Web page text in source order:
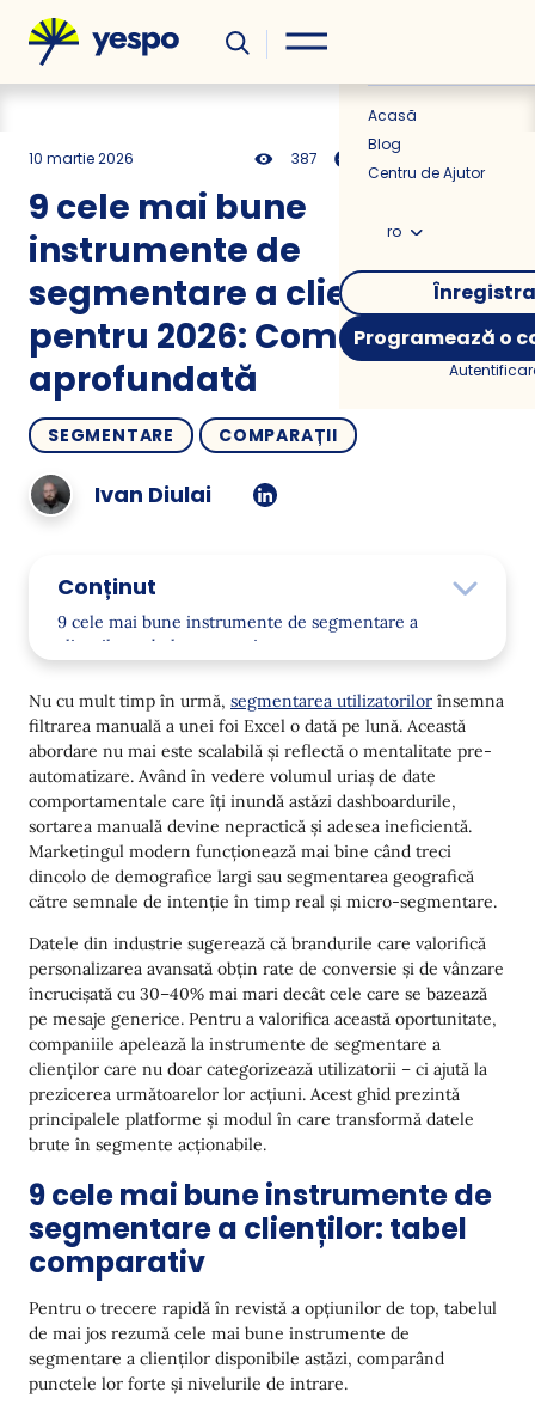
Acasă
Blog
Centru de Ajutor
ro
Programează o
10 martie 2026 387 22 min
SEGMENTARE COMPARAȚII
9 cele mai bune
instrumente de
segmentare a clienților
pentru 2026: Comparație
aprofundată
Ivan Diulai
Conținut
9 cele mai bune instrumente de segmentare a
clienților: tabel comparativ
9 cele mai bune instrumente de segmentare a
clienților: analiză detaliată
1. Yespo: Cel mai bun pentru micro-segmentare
omnicanal
2. Amplitude: O alegere solidă pentru cohorte
comportamentale
3. Mixpanel: Urmărirea în timp real a
evenimentelor și retenția
4. Twilio Segment: CDP pentru unificarea datelor
5. Contentsquare: Insighturi comportamentale
bazate pe UX
6. Heap: Analitică "Autocapture" low-code
7. Userpilot: Experiență în aplicație și onboarding
8. Baremetrics: Analitică pentru abonamente și
9. GA4: Baza gratuită pentru achiziția de clienți
Ce sunt instrumentele de segmentare a clienților?
Beneficiile instrumentelor de segmentare a clienților
Personalizare îmbunătățită la scară
Rată mai mare a achizițiilor repetate
Nu cu mult timp în urmă, segmentarea utilizatorilor însemna
filtrarea manuală a unei foi Excel o dată pe lună. Această
abordare nu mai este scalabilă și reflectă o mentalitate pre-
automatizare. Având în vedere volumul uriaș de date
comportamentale care îți inundă astăzi dashboardurile,
sortarea manuală devine nepractică și adesea ineficientă.
Marketingul modern funcționează mai bine când treci
dincolo de demografice largi sau segmentarea geografică
către semnale de intenție în timp real și micro-segmentare.
Datele din industrie sugerează că brandurile care valorifică
personalizarea avansată obțin rate de conversie și de vânzare
încrucișată cu 30–40% mai mari decât cele care se bazează
pe mesaje generice. Pentru a valorifica această oportunitate,
companiile apelează la instrumente de segmentare a
clienților care nu doar categorizează utilizatorii – ci ajută la
prezicerea următoarelor lor acțiuni. Acest ghid prezintă
principalele platforme și modul în care transformă datele
brute în segmente acționabile.
9 cele mai bune instrumente de
segmentare a clienților: tabel
comparativ
Pentru o trecere rapidă în revistă a opțiunilor de top, tabelul
de mai jos rezumă cele mai bune instrumente de
segmentare a clienților disponibile astăzi, comparând
punctele lor forte și nivelurile de intrare.